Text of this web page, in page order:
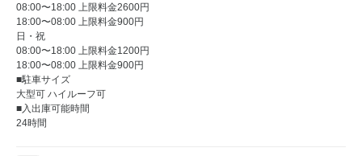
08:00〜18:00 上限料金2600円
18:00〜08:00 上限料金900円
日・祝
08:00〜18:00 上限料金1200円
18:00〜08:00 上限料金900円
■駐車サイズ
大型可 ハイルーフ可
■入出庫可能時間
24時間